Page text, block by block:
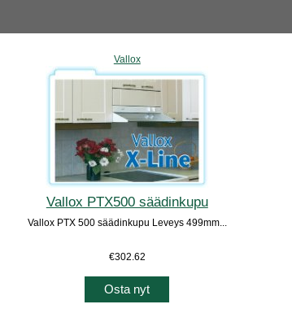
Vallox
Vallox PTX500 säädinkupu
Vallox PTX 500 säädinkupu Leveys 499mm...
€302.62
Osta nyt